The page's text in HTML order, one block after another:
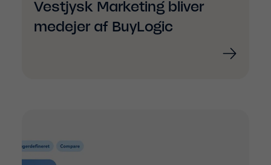
Vestjysk Marketing bliver
medejer af BuyLogic